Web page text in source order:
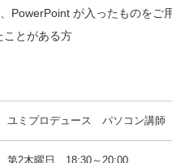
PowerPoint が入ったものをご
ことがある方
ユミプロデュース　パソコン講師
第2木曜日 18:30～20:00